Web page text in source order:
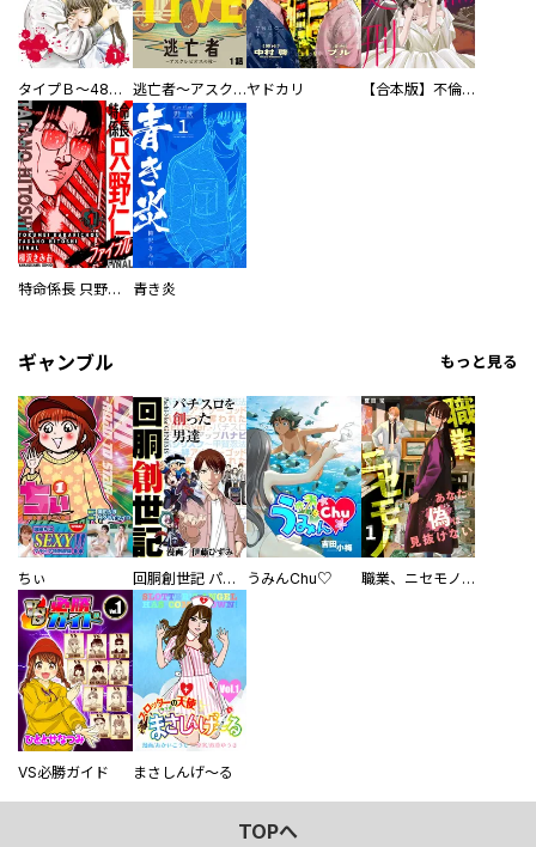
タイプＢ～48時間後、致死率100％～【単話】 逃亡者～アスクレピオスの杖～ヤドカリ 【合本版】不倫処刑
特命係長 只野仁ファイナル 愛蔵版 青き炎
ギャンブル もっと見る
ちぃ 回胴創世記 パチスロを創った男達 うみんChu♡ 職業、ニセモノ～あなたに偽は見抜けない【電子単行本版】
VS必勝ガイド まさしんげ～る
TOPへ